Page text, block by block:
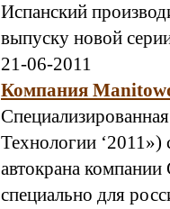
Испанский
выпуску новой
21-06-2011
Компания
Технологии ‘2011»)
автокрана
специально для